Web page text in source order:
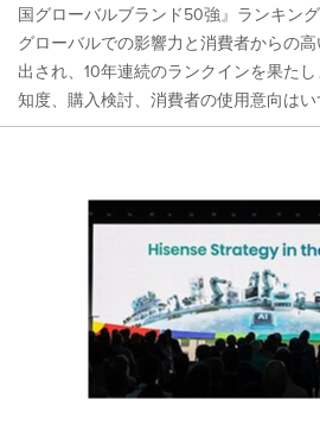
国グローバルブランド50強』ランキン
グローバルでの影響力と消費者からの
出され、10年連続のランクインを果た
知度、購入検討、消費者の使用意向はい